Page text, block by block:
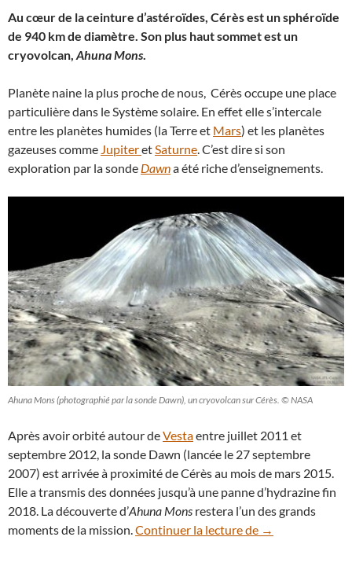
Au cœur de la ceinture d’astéroïdes, Cérès est un sphéroïde
de 940 km de diamètre. Son plus haut sommet est un
cryovolcan, Ahuna Mons.
Planète naine la plus proche de nous, Cérès occupe une place
particulière dans le Système solaire. En effet elle s’intercale
entre les planètes humides (la Terre et Mars) et les planètes
gazeuses comme JupiteretSaturne. C’est dire si son
exploration par la sonde Dawna été riche d’enseignements.
Ahuna Mons (photographié par la sonde Dawn), un cryovolcan sur Cérès. © NASA
Après avoir orbité autour deVestaentre juillet 2011 et
septembre 2012, la sonde Dawn (lancée le 27 septembre
2007) est arrivée à proximité de Cérès au mois de mars 2015.
Elle a transmis des données jusqu’à une panne d’hydrazine fin
2018. La découverte d’Ahuna Mons restera l’un des grands
moments de la mission.Continuer la lecture de Ahuna Mons,
→